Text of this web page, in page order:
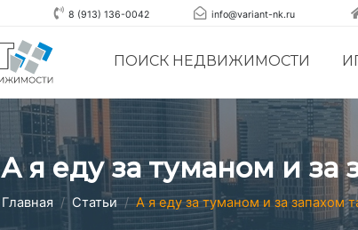
8 (913) 136-0042 info@variant-nk.ru
ПОИСК НЕДВИЖИМОСТИ
А я еду за туманом и за
Главная Статьи А я еду за туманом и за запахом